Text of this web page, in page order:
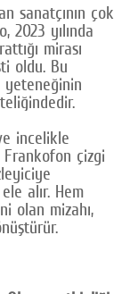
sanatçının çok
2023 yılında
mirası
oldu. Bu
yeteneğinin
incelikle
Frankofon çizgi
alır. Hem
olan mizahı,